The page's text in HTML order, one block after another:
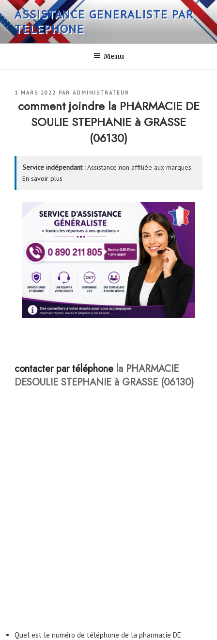
Aller
au
contenu
principal
ASSISTANCE GENERALISTE PAR
TELEPHONE
Menu
PUBLIÉ
1 MARS 2022 PAR ADMINISTRATEUR
comment joindre la PHARMACIE DE
SOULIE STEPHANIE à GRASSE
(06130)
Service indépendant :Assistance non affiliée aux marques.
En savoir plus
contacter par téléphone la PHARMACIE
DESOULIE STEPHANIE à GRASSE (06130)
Quel est le numéro de téléphone de la pharmacie DE